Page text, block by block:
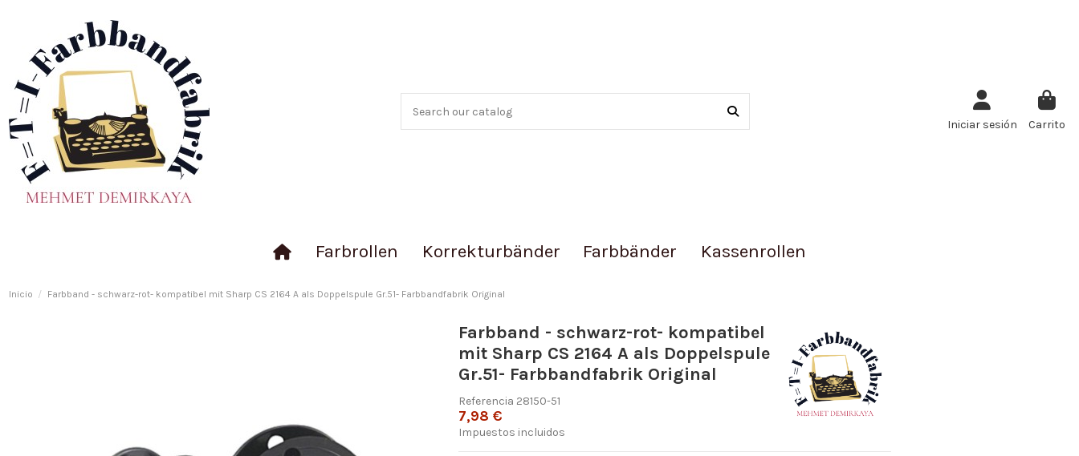
Iniciar sesión Carrito
Farbrollen Korrekturbänder Farbbänder Kassenrollen
Inicio Farbband - schwarz-rot- kompatibel mit Sharp CS 2164 A als Doppelspule Gr.51- Farbbandfabrik Original
Farbband - schwarz-rot- kompatibel
mit Sharp CS 2164 A als Doppelspule
Gr.51- Farbbandfabrik Original
Referencia 28150-51
7,98 €
Impuestos incluidos